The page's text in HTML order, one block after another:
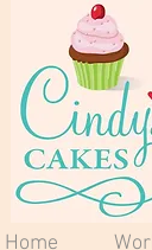
Home